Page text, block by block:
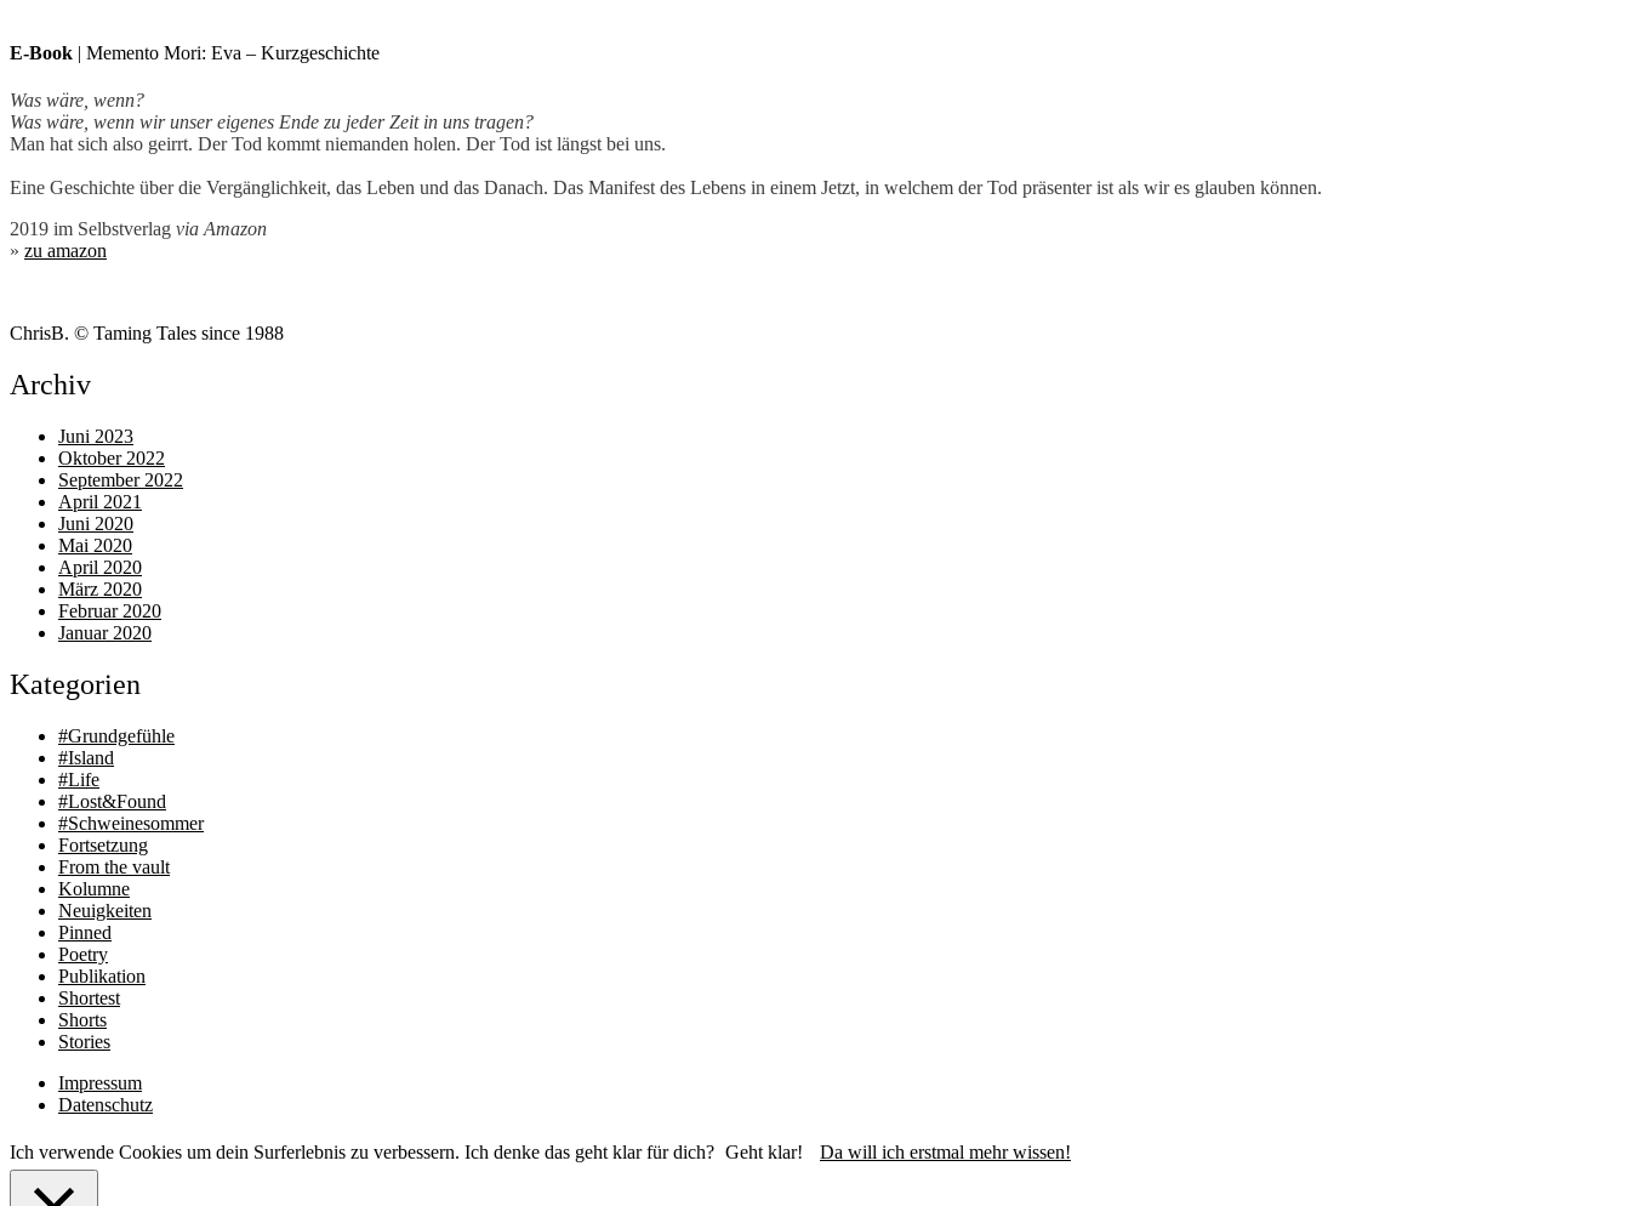
E-Book | Memento Mori: Eva – Kurzgeschichte
Was wäre, wenn?
Was wäre, wenn wir unser eigenes Ende zu jeder Zeit in uns tragen?
Man hat sich also geirrt. Der Tod kommt niemanden holen. Der Tod ist längst bei uns.
Eine Geschichte über die Vergänglichkeit, das Leben und das Danach. Das Manifest des Lebens in einem Jetzt, in welchem der Tod präsenter ist als wir es glauben können.
2019 im Selbstverlag via Amazon
» zu amazon
ChrisB. © Taming Tales since 1988
Archiv
Juni 2023
Oktober 2022
September 2022
April 2021
Juni 2020
Mai 2020
April 2020
März 2020
Februar 2020
Januar 2020
Kategorien
#Grundgefühle
#Island
#Life
#Lost&Found
#Schweinesommer
Fortsetzung
From the vault
Kolumne
Neuigkeiten
Pinned
Poetry
Publikation
Shortest
Shorts
Stories
Impressum
Datenschutz
Ich verwende Cookies um dein Surferlebnis zu verbessern. Ich denke das geht klar für dich? Geht klar! Da will ich erstmal mehr wissen!